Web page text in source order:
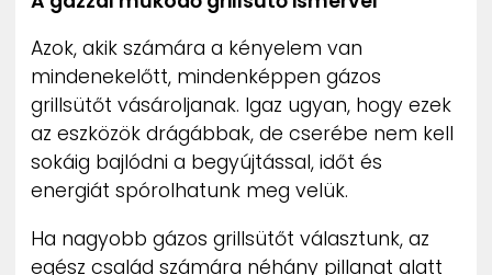
Azok, akik számára a kényelem van
mindenekelőtt, mindenképpen gázos
grillsütőt vásároljanak. Igaz ugyan, hogy ezek
az eszközök drágábbak, de cserébe nem kell
sokáig bajlódni a begyújtással, időt és
energiát spórolhatunk meg velük.
Ha nagyobb gázos grillsütőt választunk, az
egész család számára néhány pillanat alatt